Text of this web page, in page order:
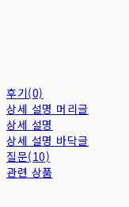
후기(0)
상세 설명 머리글
상세 설명
상세 설명 바닥글
질문(10)
관련 상품